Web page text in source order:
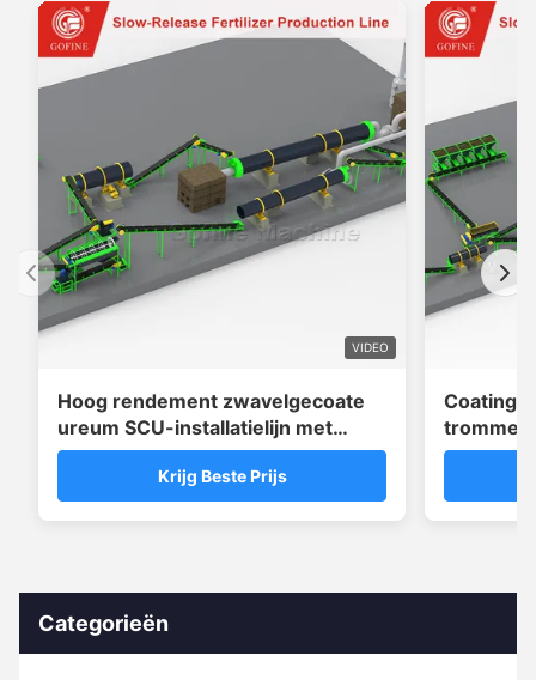
VIDEO
Hoog rendement zwavelgecoate
ureum SCU-installatielijn met
wasafdichtingssysteem
Krijg Beste Prijs
trommel
3 lagen
Categorieën